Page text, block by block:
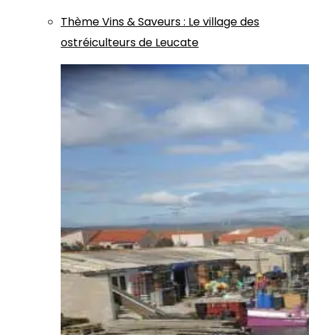
ThèmeVins & Saveurs: Le village des
ostréiculteurs de Leucate